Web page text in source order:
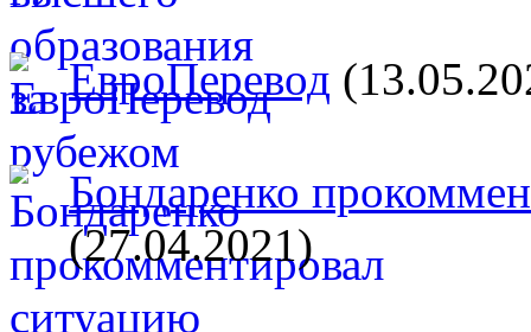
ЕвроПеревод
Бондаренко
(27.04.2021)